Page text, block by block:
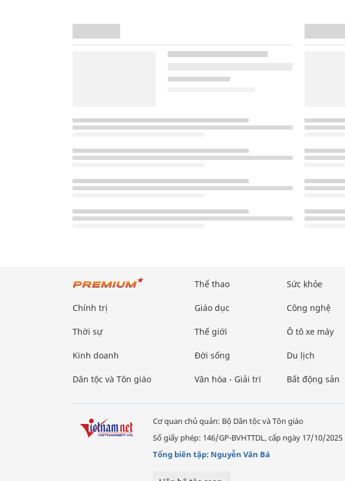
Chính trị
Thời sự
Kinh doanh
Dân tộc và Tôn giáo
Thể thao
Giáo dục
Thế giới
Đời sống
Văn hóa - Giải trí
Sức khỏe
Công nghệ
Ô tô xe máy
Du lịch
Bất động sản
Cơ quan chủ quản: Bộ Dân tộc và Tôn giáo
Số giấy phép: 146/GP-BVHTTDL, cấp ngày 17/10/2025
Tổng biên tập: Nguyễn Văn Bá